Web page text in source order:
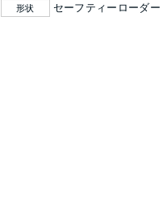
形状 セーフティーローダー